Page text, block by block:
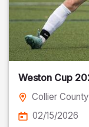
Collier County
02/15/2026